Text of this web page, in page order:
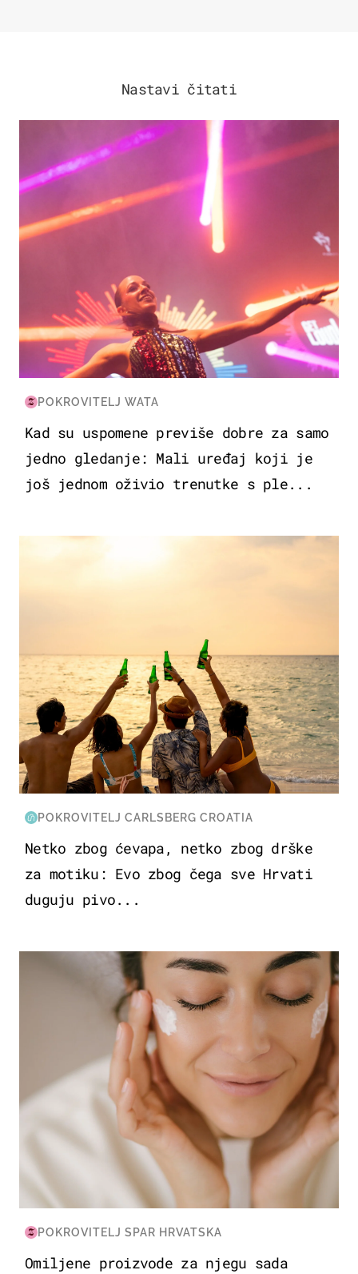
Nastavi čitati
KULTURA & ZABAVA
POKROVITELJ WATA
Kad su uspomene previše dobre za samo
jedno gledanje: Mali uređaj koji je
još jednom oživio trenutke s ple...
POKROVITELJ CARLSBERG CROATIA
Netko zbog ćevapa, netko zbog drške
za motiku: Evo zbog čega sve Hrvati
duguju pivo...
MODA & LJEPOTA
POKROVITELJ SPAR HRVATSKA
Omiljene proizvode za njegu sada